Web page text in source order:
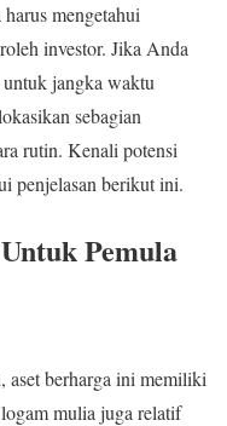
mengetahui
investor. Jika Anda
jangka waktu
sebagian
rutin. Kenali potensi
penjelasan berikut ini.
Pemula
aset berharga ini memiliki
mulia juga relatif